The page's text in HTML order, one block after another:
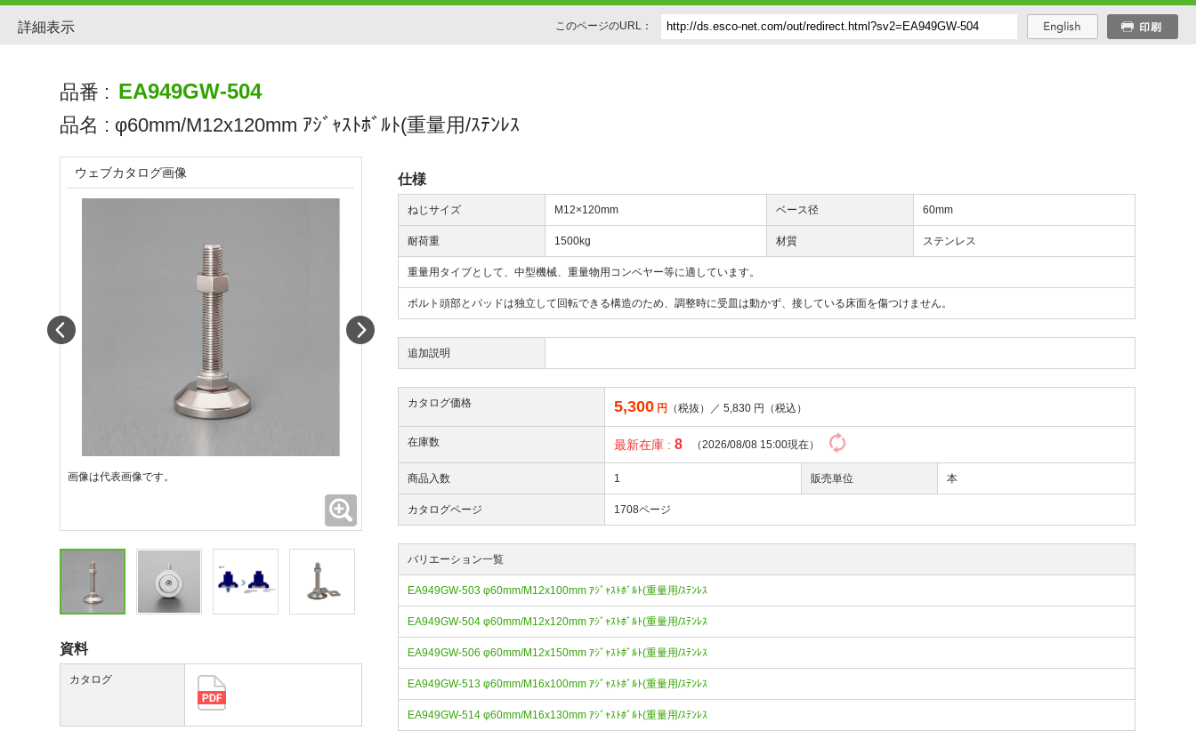
詳細表示 このページのURL：
品番 : EA949GW-504
品名 : φ60mm/M12x120mm ｱｼﾞｬｽﾄﾎﾞﾙﾄ(重量用/ｽﾃﾝﾚｽ
仕様
ねじサイズ M12×120mm ベース径 60mm
耐荷重 1500kg 材質 ステンレス
重量用タイプとして、中型機械、重量物用コンベヤー等に適しています。
ボルト頭部とパッドは独立して回転できる構造のため、調整時に受皿は動かず、接している床面を傷つけません。
追加説明
カタログ価格 5,300 円 （税抜）／5,830 円（税込）
在庫数 最新在庫 :8 （2026/08/08 15:00現在）
商品入数 1 販売単位 本
カタログページ 1708ページ
バリエーション一覧
EA949GW-503 φ60mm/M12x100mm ｱｼﾞｬｽﾄﾎﾞﾙﾄ(重量用/ｽﾃﾝﾚｽ
EA949GW-504 φ60mm/M12x120mm ｱｼﾞｬｽﾄﾎﾞﾙﾄ(重量用/ｽﾃﾝﾚｽ
EA949GW-506 φ60mm/M12x150mm ｱｼﾞｬｽﾄﾎﾞﾙﾄ(重量用/ｽﾃﾝﾚｽ
EA949GW-513 φ60mm/M16x100mm ｱｼﾞｬｽﾄﾎﾞﾙﾄ(重量用/ｽﾃﾝﾚｽ
EA949GW-514 φ60mm/M16x130mm ｱｼﾞｬｽﾄﾎﾞﾙﾄ(重量用/ｽﾃﾝﾚｽ
ウェブカタログ画像
画像は代表画像です。
資料
カタログ